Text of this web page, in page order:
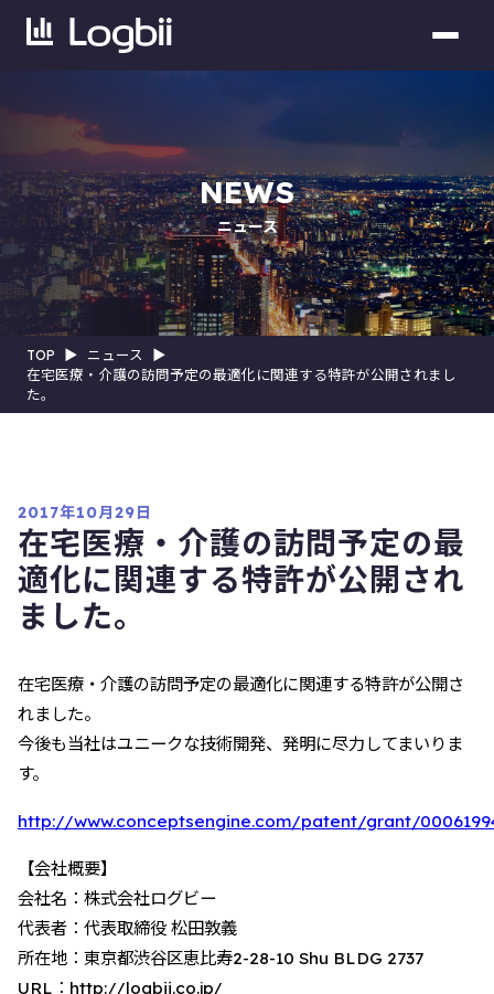
NEWS
ニュース
TOP ▶︎ ニュース
▶︎
在宅医療・介護の訪問予定の最適化に関連する特許が公開されまし
た。
在宅医療・介護の訪問予定の最
適化に関連する特許が公開され
ました。
2017年10月29日
在宅医療・介護の訪問予定の最適化に関連する特許が公開さ
れました。
今後も当社はユニークな技術開発、発明に尽力してまいりま
す。
http://www.conceptsengine.com/patent/grant/
【会社概要】
会社名：株式会社ログビー
代表者：代表取締役 松田敦義
所在地：東京都渋谷区恵比寿2-28-10 Shu BLDG 2737
URL：http://logbii.co.jp/